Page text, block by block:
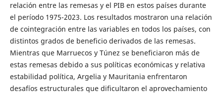
relación entre las remesas y el PIB en estos países durante
el período 1975-2023. Los resultados mostraron una relación
de cointegración entre las variables en todos los países, con
distintos grados de beneficio derivados de las remesas.
Mientras que Marruecos y Túnez se beneficiaron más de
estas remesas debido a sus políticas económicas y relativa
estabilidad política, Argelia y Mauritania enfrentaron
desafíos estructurales que dificultaron el aprovechamiento